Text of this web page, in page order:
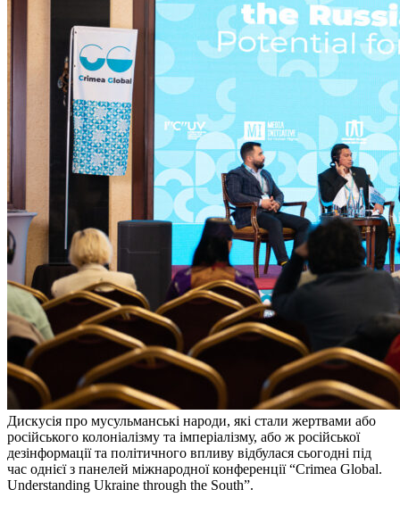
Дискусія про мусульманські народи, які стали жертвами або
російського колоніалізму та імперіалізму, або ж російської
дезінформації та політичного впливу відбулася сьогодні під
час однієї з панелей міжнародної конференції “Crimea Global.
Understanding Ukraine through the South”.